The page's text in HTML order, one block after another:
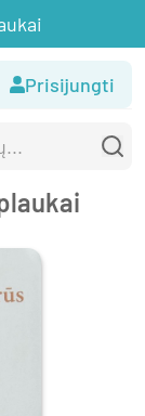
Prisijungti